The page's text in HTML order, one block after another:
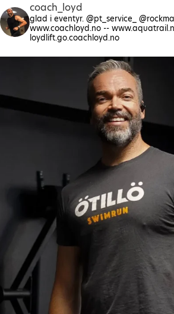
coach_loyd
glad i eventyr. @pt_service_
www.coachloyd.no --
loydlift.go.coachloyd.no